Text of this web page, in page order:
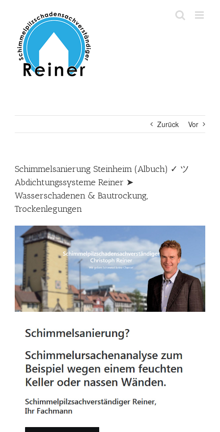
springen
Zurück Vor
Schimmelsanierung Steinheim (Albuch) ✓ ツ
Abdichtungssysteme Reiner ➤
Wasserschadenen & Bautrockung,
Trockenlegungen